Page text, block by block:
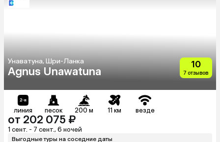
Унаватуна, Шри-Ланка
Agnus Unawatuna
10
7 отзывов
линия песок 200 м 11 км везде
от 202 075 ₽
1 сент. - 7 сент., 6 ночей
Выгодные туры на соседние даты